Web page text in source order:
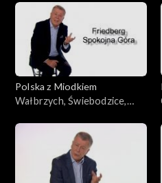
Polska z Miodkiem
Wałbrzych, Świebodzice,